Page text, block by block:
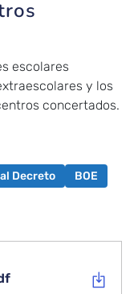
escolares
y los
concertados.
Decreto BOE